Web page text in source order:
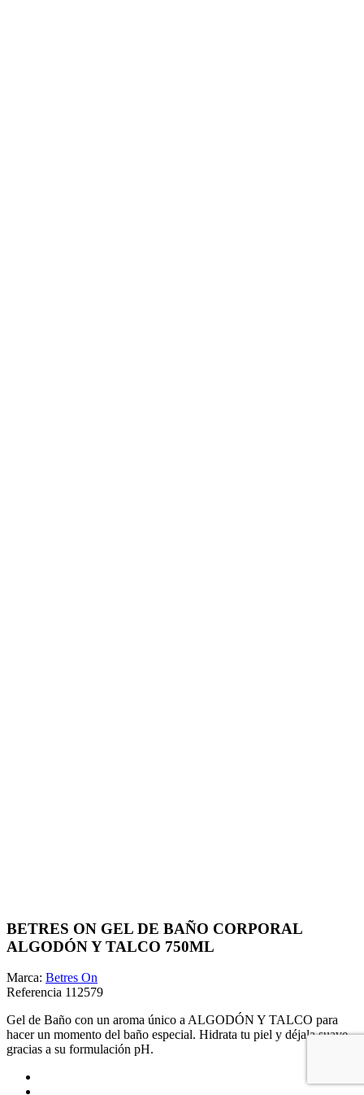
BETRES ON GEL DE BAÑO CORPORAL
ALGODÓN Y TALCO 750ML
Marca: Betres On
Referencia 112579
Gel de Baño con un aroma único a ALGODÓN Y TALCO para
hacer un momento del baño especial. Hidrata tu piel y déjala suave
gracias a su formulación pH.